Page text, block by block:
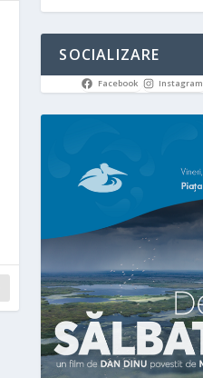
SOCIALIZARE
Facebook Instagram